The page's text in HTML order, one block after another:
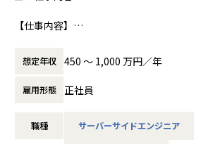
【ポジションの魅力】
・上流工程の経験を積むことが可能なため
・プロジェクトによりAI関連の業務に携わ
・年間平均昇給率は7.2%！正当な評価制度
働き方/リモートワーク
均週2～3日の在宅勤務が可能
きます。残業は月平均10時間
【仕事内容】
イルアプリの上流から開発工程までをご担
要件定義・開発・運用まで一貫して携わる
のアプリケーション開発を経験することが
■大手ネットバンキング向けシステム画面設
想定年収 450 〜 1,000 万円／年
雇用形態 正社員
職種 サーバーサイドエンジニア